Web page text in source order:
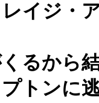
イジ・
るから
トンに